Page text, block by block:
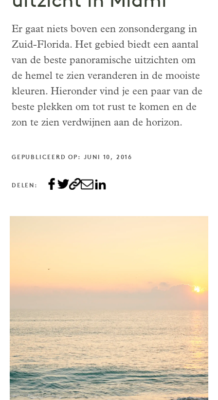
Er gaat niets boven een zonsondergang in
Zuid-Florida. Het gebied biedt een aantal
van de beste panoramische uitzichten om
de hemel te zien veranderen in de mooiste
kleuren. Hieronder vind je een paar van de
beste plekken om tot rust te komen en de
zon te zien verdwijnen aan de horizon.
GEPUBLICEERD OP: JUNI 10, 2016
DELEN: